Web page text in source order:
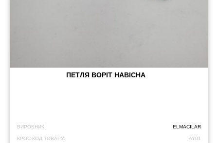
ПЕТЛЯ ВОРІТ НАВІСНА
ВИРОБНИК: ELMACILAR
КРОС-КОД ТОВАРУ: AY01